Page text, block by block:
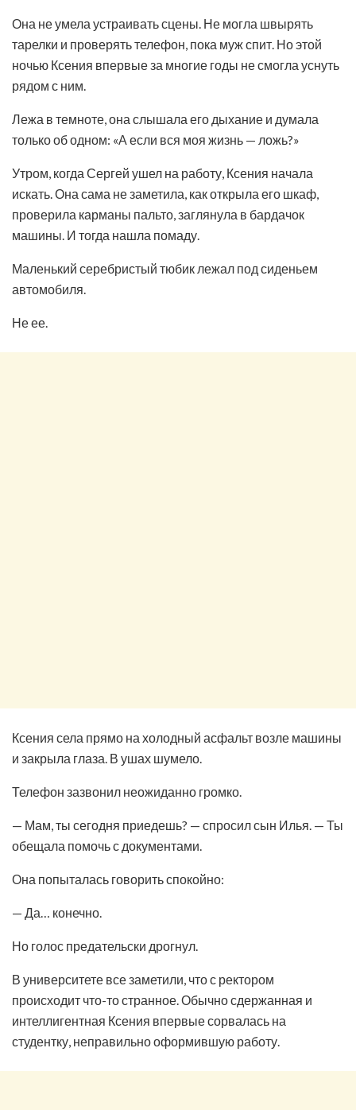
Она не умела устраивать сцены. Не могла швырять
тарелки и проверять телефон, пока муж спит. Но этой
ночью Ксения впервые за многие годы не смогла уснуть
рядом с ним.
Лежа в темноте, она слышала его дыхание и думала
только об одном: «А если вся моя жизнь — ложь?»
Утром, когда Сергей ушел на работу, Ксения начала
искать. Она сама не заметила, как открыла его шкаф,
проверила карманы пальто, заглянула в бардачок
машины. И тогда нашла помаду.
Маленький серебристый тюбик лежал под сиденьем
автомобиля.
Не ее.
Ксения села прямо на холодный асфальт возле машины
и закрыла глаза. В ушах шумело.
Телефон зазвонил неожиданно громко.
— Мам, ты сегодня приедешь? — спросил сын Илья. — Ты
обещала помочь с документами.
Она попыталась говорить спокойно:
— Да… конечно.
Но голос предательски дрогнул.
В университете все заметили, что с ректором
происходит что-то странное. Обычно сдержанная и
интеллигентная Ксения впервые сорвалась на
студентку, неправильно оформившую работу.